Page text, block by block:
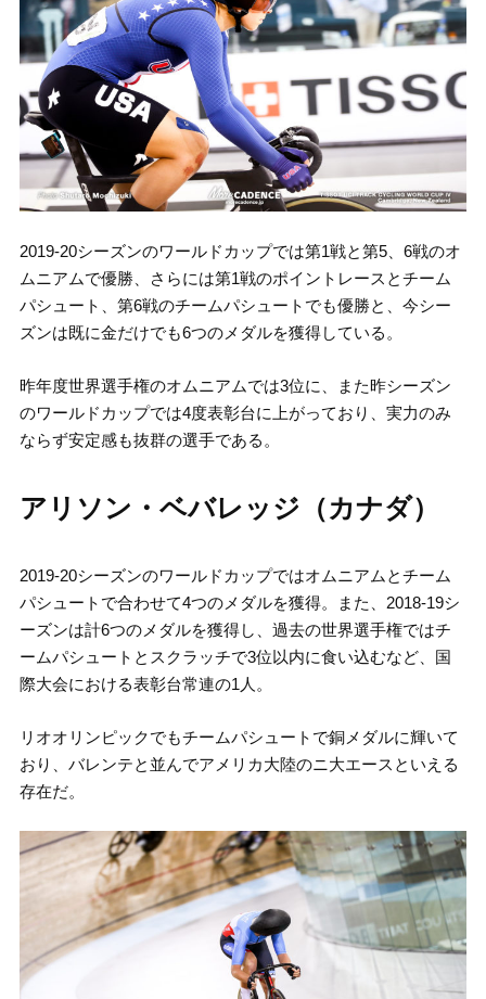
2019-20シーズンのワールドカップでは第1戦と第5、6戦のオ
ムニアムで優勝、さらには第1戦のポイントレースとチーム
パシュート、第6戦のチームパシュートでも優勝と、今シー
ズンは既に金だけでも6つのメダルを獲得している。
昨年度世界選手権のオムニアムでは3位に、また昨シーズン
のワールドカップでは4度表彰台に上がっており、実力のみ
ならず安定感も抜群の選手である。
アリソン・ベバレッジ（カナダ）
2019-20シーズンのワールドカップではオムニアムとチーム
パシュートで合わせて4つのメダルを獲得。また、2018-19シ
ーズンは計6つのメダルを獲得し、過去の世界選手権ではチ
ームパシュートとスクラッチで3位以内に食い込むなど、国
際大会における表彰台常連の1人。
リオオリンピックでもチームパシュートで銅メダルに輝いて
おり、バレンテと並んでアメリカ大陸のニ大エースといえる
存在だ。